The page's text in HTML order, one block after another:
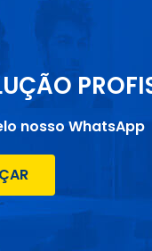
nosso WhatsApp